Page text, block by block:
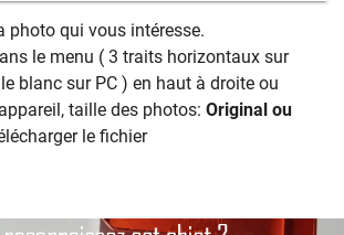
photo qui vous intéresse.
le menu ( 3 traits horizontaux sur
blanc sur PC ) en haut à droite ou
taille des photos: Original ou
le fichier